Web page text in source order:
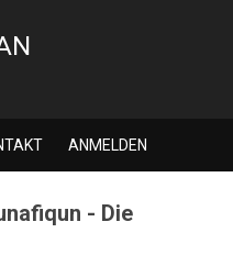
ANMELDEN
- Die